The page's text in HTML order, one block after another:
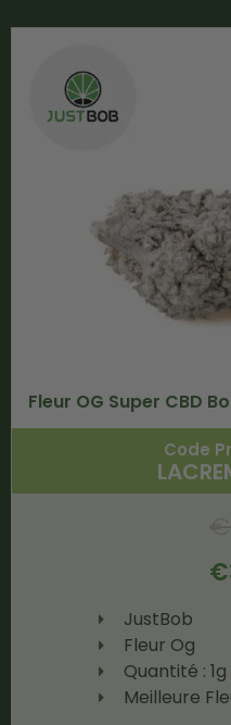
Fleur OG Super CBD
Code
€
JustBob
Fleur Og
Quantité : 1g
Meilleure